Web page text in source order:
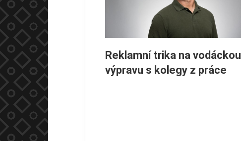
Reklamní trika na vodáckou
výpravu s kolegy z práce